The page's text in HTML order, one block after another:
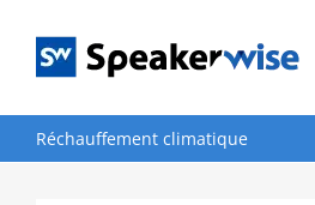
contenu
Réchauffement climatique